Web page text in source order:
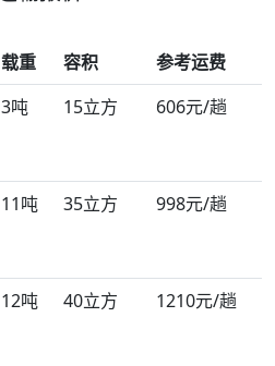
载重 容积
参考运费
3吨 15立方 606元/趟
11吨 35立方 998元/趟
12吨 40立方 1210元/趟